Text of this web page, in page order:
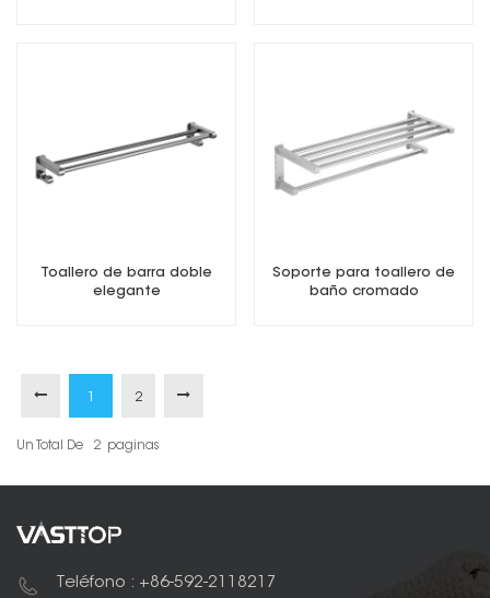
Toallero de barra doble
elegante
Soporte para toallero de
baño cromado
2
Un Total De 2 Paginas
Teléfono : +86-592-2118217